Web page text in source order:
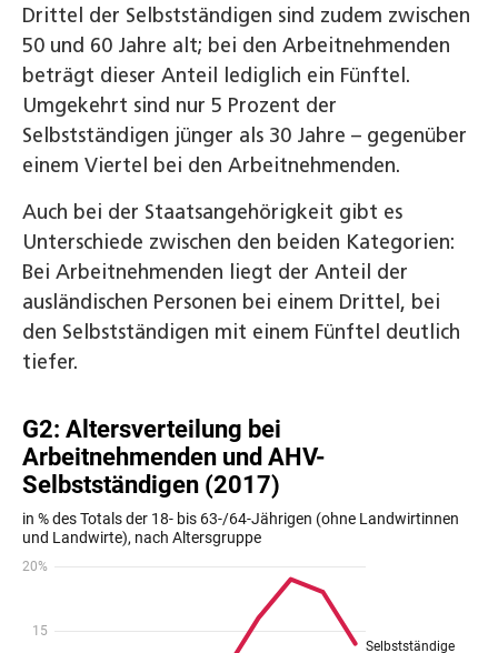
Drittel der Selbstständigen sind zudem zwischen
50 und 60 Jahre alt; bei den Arbeitnehmenden
beträgt dieser Anteil lediglich ein Fünftel.
Umgekehrt sind nur 5 Prozent der
Selbstständigen jünger als 30 Jahre – gegenüber
einem Viertel bei den Arbeitnehmenden.
Auch bei der Staatsangehörigkeit gibt es
Unterschiede zwischen den beiden Kategorien:
Bei Arbeitnehmenden liegt der Anteil der
ausländischen Personen bei einem Drittel, bei
den Selbstständigen mit einem Fünftel deutlich
tiefer.